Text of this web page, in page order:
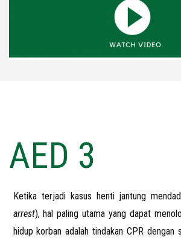
AED 3
Ketika terjadi kasus henti jantung
arrest), hal paling utama yang dapat
hidup korban adalah tindakan CPR dengan